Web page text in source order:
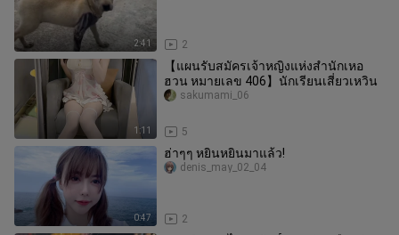
2:41 2
1:11
【แผนรับสมัครเจ้าหญิงแห่งสำนักเหอ
ฮวน หมายเลข 406】นักเรียนเสี่ยวเหวิน
5
sakumami_06
0:47
ฮ่าๆๆ หยินหยินมาแล้ว!
2
denis_may_02_04